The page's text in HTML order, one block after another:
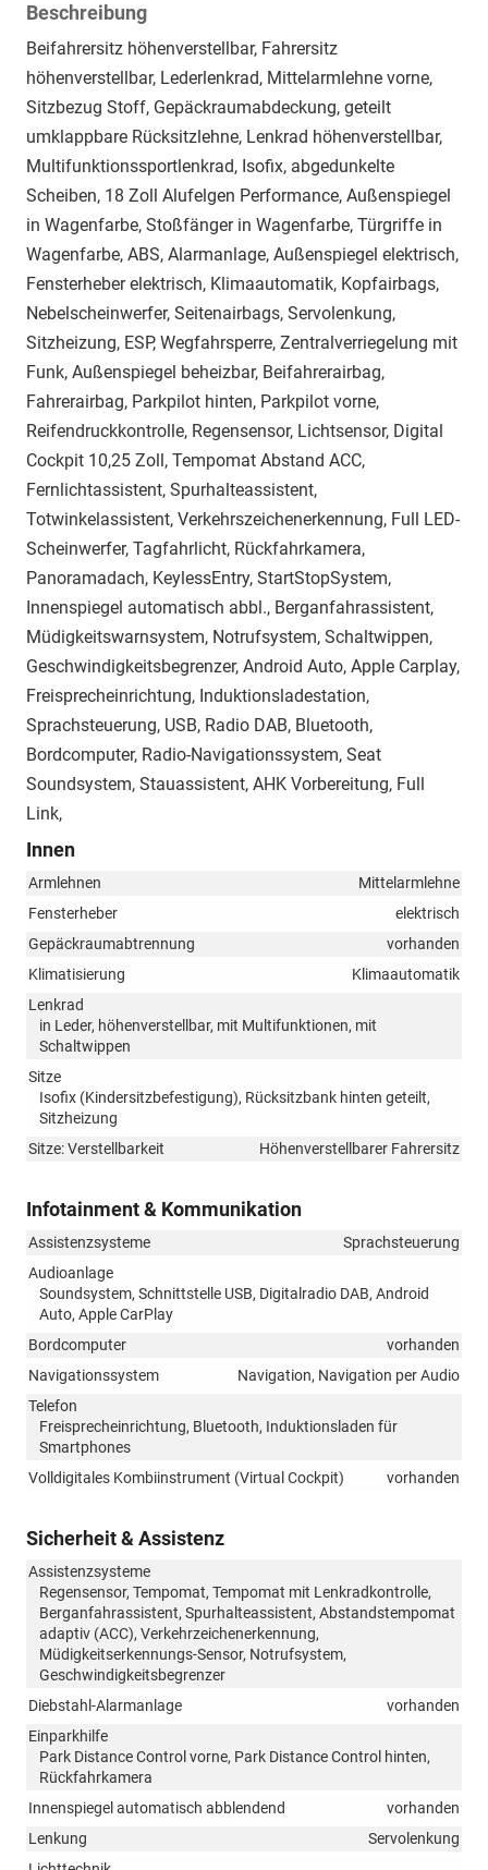
Beschreibung
Beifahrersitz höhenverstellbar, Fahrersitz
höhenverstellbar, Lederlenkrad, Mittelarmlehne vorne,
Sitzbezug Stoff, Gepäckraumabdeckung, geteilt
umklappbare Rücksitzlehne, Lenkrad höhenverstellbar,
Multifunktionssportlenkrad, Isofix, abgedunkelte
Scheiben, 18 Zoll Alufelgen Performance, Außenspiegel
in Wagenfarbe, Stoßfänger in Wagenfarbe, Türgriffe in
Wagenfarbe, ABS, Alarmanlage, Außenspiegel elektrisch,
Fensterheber elektrisch, Klimaautomatik, Kopfairbags,
Nebelscheinwerfer, Seitenairbags, Servolenkung,
Sitzheizung, ESP, Wegfahrsperre, Zentralverriegelung mit
Funk, Außenspiegel beheizbar, Beifahrerairbag,
Fahrerairbag, Parkpilot hinten, Parkpilot vorne,
Reifendruckkontrolle, Regensensor, Lichtsensor, Digital
Cockpit 10,25 Zoll, Tempomat Abstand ACC,
Fernlichtassistent, Spurhalteassistent,
Totwinkelassistent, Verkehrszeichenerkennung, Full LED-
Scheinwerfer, Tagfahrlicht, Rückfahrkamera,
Panoramadach, KeylessEntry, StartStopSystem,
Innenspiegel automatisch abbl., Berganfahrassistent,
Müdigkeitswarnsystem, Notrufsystem, Schaltwippen,
Geschwindigkeitsbegrenzer, Android Auto, Apple Carplay,
Freisprecheinrichtung, Induktionsladestation,
Sprachsteuerung, USB, Radio DAB, Bluetooth,
Bordcomputer, Radio-Navigationssystem, Seat
Soundsystem, Stauassistent, AHK Vorbereitung, Full
Link,
Innen
Armlehnen
Mittelarmlehne
Fensterheber
elektrisch
Gepäckraumabtrennung
vorhanden
Klimatisierung
Klimaautomatik
Lenkrad
in Leder, höhenverstellbar, mit Multifunktionen, mit
Schaltwippen
Sitze
Isofix (Kindersitzbefestigung), Rücksitzbank hinten geteilt,
Sitzheizung
Sitze: Verstellbarkeit
Höhenverstellbarer Fahrersitz
Infotainment & Kommunikation
Assistenzsysteme
Sprachsteuerung
Audioanlage
Soundsystem, Schnittstelle USB, Digitalradio DAB, Android
Auto, Apple CarPlay
Bordcomputer
vorhanden
Navigationssystem
Navigation, Navigation per Audio
Telefon
Freisprecheinrichtung, Bluetooth, Induktionsladen für
Smartphones
Volldigitales Kombiinstrument (Virtual Cockpit)
vorhanden
Sicherheit & Assistenz
Assistenzsysteme
Regensensor, Tempomat, Tempomat mit Lenkradkontrolle,
Berganfahrassistent, Spurhalteassistent, Abstandstempomat
adaptiv (ACC), Verkehrzeichenerkennung,
Müdigkeitserkennungs-Sensor, Notrufsystem,
Geschwindigkeitsbegrenzer
Diebstahl-Alarmanlage
vorhanden
Einparkhilfe
Park Distance Control vorne, Park Distance Control hinten,
Rückfahrkamera
Innenspiegel automatisch abblendend
vorhanden
Lenkung
Servolenkung